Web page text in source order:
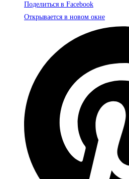
Поделиться в Facebook
Открывается в новом окне